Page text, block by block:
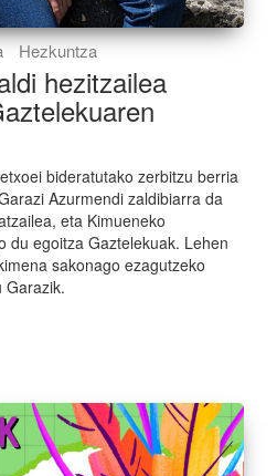
Hezkuntza
hezitzailea
bideratutako zerbitzu berria
Azurmendi zaldibiarra da
eta Kimueneko
du egoitza Gaztelekuak. Lehen
sakonago ezagutzeko
Garazik.